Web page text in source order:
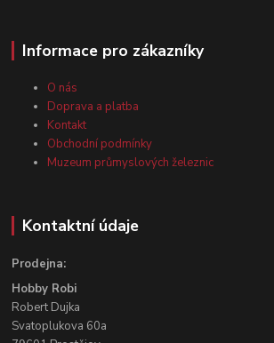
Informace pro zákazníky
O nás
Doprava a platba
Kontakt
Obchodní podmínky
Muzeum průmyslových železnic
Kontaktní údaje
Prodejna:
Hobby Robi
Robert Dujka
Svatoplukova 60a